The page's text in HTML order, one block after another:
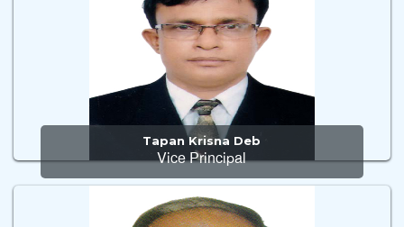
Tapan Krisna Deb
Vice Principal